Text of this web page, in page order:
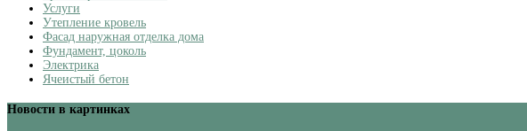
Услуги
Утепление кровель
Фасад наружная отделка дома
Фундамент, цоколь
Электрика
Ячеистый бетон
Новости в картинках